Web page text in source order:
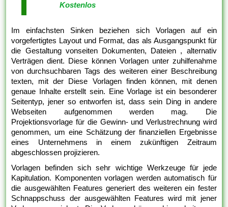
Kostenlos
Im einfachsten Sinken beziehen sich Vorlagen auf ein
vorgefertigtes Layout und Format, das als Ausgangspunkt für
die Gestaltung vonseiten Dokumenten, Dateien , alternativ
Verträgen dient. Diese können Vorlagen unter zuhilfenahme
von durchsuchbaren Tags des weiteren einer Beschreibung
texten, mit der Diese Vorlagen finden können, mit denen
genaue Inhalte erstellt sein. Eine Vorlage ist ein besonderer
Seitentyp, jener so entworfen ist, dass sein Ding in andere
Webseiten aufgenommen werden mag. Die
Projektionsvorlage für die Gewinn- und Verlustrechnung wird
genommen, um eine Schätzung der finanziellen Ergebnisse
eines Unternehmens in einem zukünftigen Zeitraum
abgeschlossen projizieren.
Vorlagen befinden sich sehr wichtige Werkzeuge für jede
Kapitulation. Komponenten vorlagen werden automatisch für
die ausgewählten Features generiert des weiteren ein fester
Schnappschuss der ausgewählten Features wird mit jener